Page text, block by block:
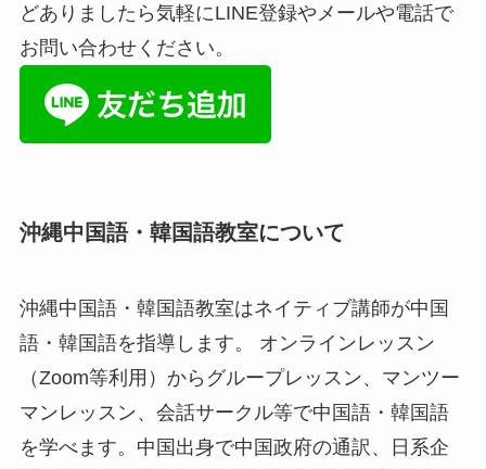
どありましたら気軽にLINE登録やメールや電話で
お問い合わせください。
沖縄中国語・韓国語教室について
沖縄中国語・韓国語教室はネイティブ講師が中国
語・韓国語を指導します。 オンラインレッスン
（Zoom等利用）からグループレッスン、マンツー
マンレッスン、会話サークル等で中国語・韓国語
を学べます。中国出身で中国政府の通訳、日系企